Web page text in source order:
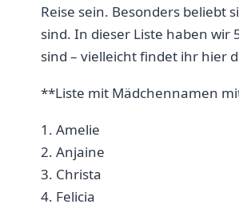
Reise sein. Besonders beliebt
sind. In dieser Liste ​haben
sind ⁤– vielleicht findet ihr hier
**Liste mit Mädchennamen
1. Amelie
2. Anjaine
3. Christa
4. Felicia